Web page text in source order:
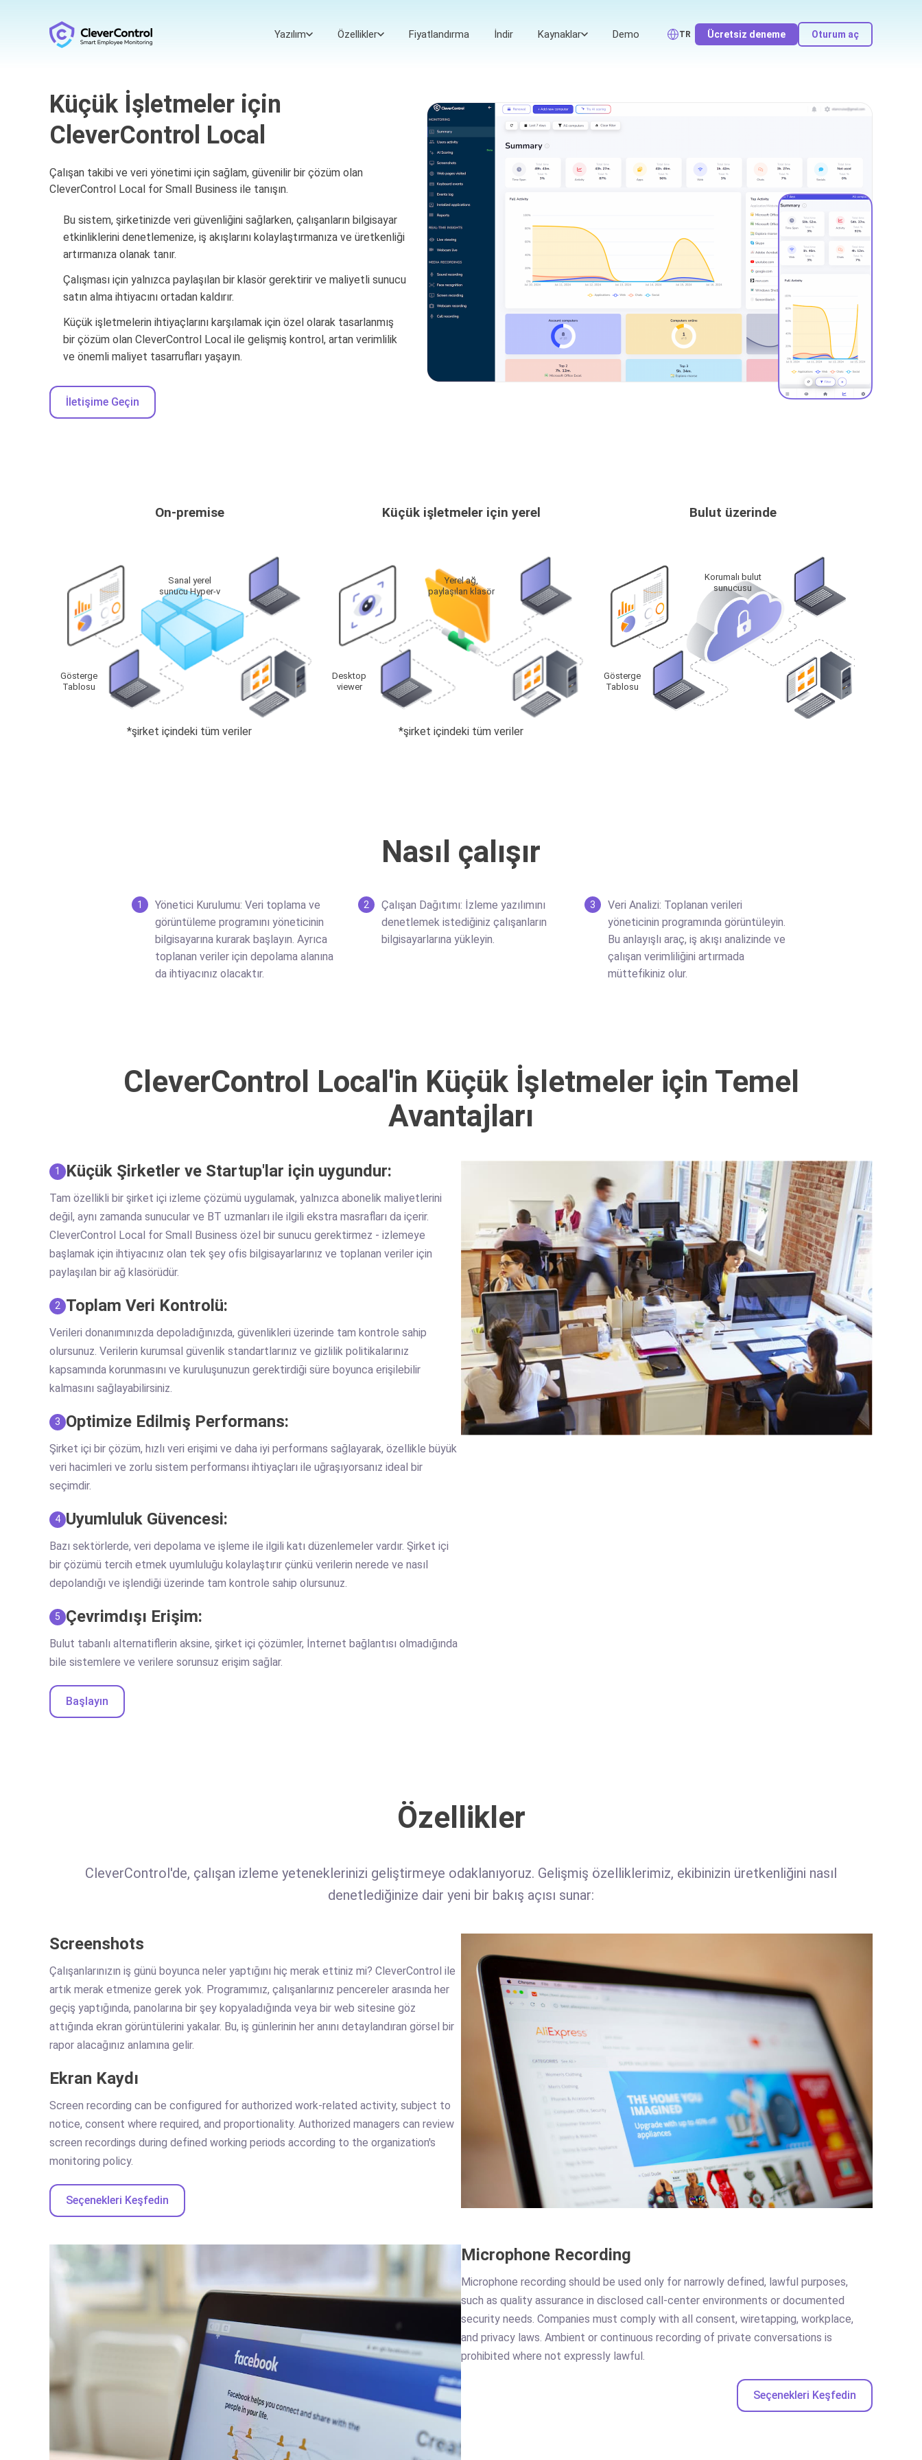
Yazılım Özellikler Fiyatlandırma İndir Kaynaklar Demo TR Ücretsiz deneme Oturum aç
Küçük İşletmeler için
CleverControl Local
Çalışan takibi ve veri yönetimi için sağlam, güvenilir bir çözüm olan
CleverControl Local for Small Business ile tanışın.
Bu sistem, şirketinizde veri güvenliğini sağlarken, çalışanların bilgisayar
etkinliklerini denetlemenize, iş akışlarını kolaylaştırmanıza ve üretkenliği
artırmanıza olanak tanır.
Çalışması için yalnızca paylaşılan bir klasör gerektirir ve maliyetli sunucu
satın alma ihtiyacını ortadan kaldırır.
Küçük işletmelerin ihtiyaçlarını karşılamak için özel olarak tasarlanmış
bir çözüm olan CleverControl Local ile gelişmiş kontrol, artan verimlilik
ve önemli maliyet tasarrufları yaşayın.
İletişime Geçin
On-premise
*şirket içindeki tüm veriler
Gösterge
Tablosu
Sanal yerel
sunucu Hyper-v
Küçük işletmeler için yerel
*şirket içindeki tüm veriler
Desktop
viewer
Yerel ağ,
paylaşılan klasör
Bulut üzerinde
Gösterge
Tablosu
Korumalı bulut
sunucusu
Nasıl çalışır
1
Yönetici Kurulumu: Veri toplama ve
görüntüleme programını yöneticinin
bilgisayarına kurarak başlayın. Ayrıca
toplanan veriler için depolama alanına
da ihtiyacınız olacaktır.
2
Çalışan Dağıtımı: İzleme yazılımını
denetlemek istediğiniz çalışanların
bilgisayarlarına yükleyin.
3
Veri Analizi: Toplanan verileri
yöneticinin programında görüntüleyin.
Bu anlayışlı araç, iş akışı analizinde ve
çalışan verimliliğini artırmada
müttefikiniz olur.
CleverControl Local'in Küçük İşletmeler için Temel
Avantajları
1 Küçük Şirketler ve Startup'lar için uygundur:
Tam özellikli bir şirket içi izleme çözümü uygulamak, yalnızca abonelik maliyetlerini
değil, aynı zamanda sunucular ve BT uzmanları ile ilgili ekstra masrafları da içerir.
CleverControl Local for Small Business özel bir sunucu gerektirmez - izlemeye
başlamak için ihtiyacınız olan tek şey ofis bilgisayarlarınız ve toplanan veriler için
paylaşılan bir ağ klasörüdür.
2 Toplam Veri Kontrolü:
Verileri donanımınızda depoladığınızda, güvenlikleri üzerinde tam kontrole sahip
olursunuz. Verilerin kurumsal güvenlik standartlarınız ve gizlilik politikalarınız
kapsamında korunmasını ve kuruluşunuzun gerektirdiği süre boyunca erişilebilir
kalmasını sağlayabilirsiniz.
3 Optimize Edilmiş Performans:
Şirket içi bir çözüm, hızlı veri erişimi ve daha iyi performans sağlayarak, özellikle büyük
veri hacimleri ve zorlu sistem performansı ihtiyaçları ile uğraşıyorsanız ideal bir
seçimdir.
4 Uyumluluk Güvencesi:
Bazı sektörlerde, veri depolama ve işleme ile ilgili katı düzenlemeler vardır. Şirket içi
bir çözümü tercih etmek uyumluluğu kolaylaştırır çünkü verilerin nerede ve nasıl
depolandığı ve işlendiği üzerinde tam kontrole sahip olursunuz.
5 Çevrimdışı Erişim:
Bulut tabanlı alternatiflerin aksine, şirket içi çözümler, İnternet bağlantısı olmadığında
bile sistemlere ve verilere sorunsuz erişim sağlar.
Başlayın
Özellikler
CleverControl'de, çalışan izleme yeteneklerinizi geliştirmeye odaklanıyoruz. Gelişmiş özelliklerimiz, ekibinizin üretkenliğini nasıl
denetlediğinize dair yeni bir bakış açısı sunar:
Screenshots
Çalışanlarınızın iş günü boyunca neler yaptığını hiç merak ettiniz mi? CleverControl ile
artık merak etmenize gerek yok. Programımız, çalışanlarınız pencereler arasında her
geçiş yaptığında, panolarına bir şey kopyaladığında veya bir web sitesine göz
attığında ekran görüntülerini yakalar. Bu, iş günlerinin her anını detaylandıran görsel bir
rapor alacağınız anlamına gelir.
Ekran Kaydı
Screen recording can be configured for authorized work-related activity, subject to
notice, consent where required, and proportionality. Authorized managers can review
screen recordings during defined working periods according to the organization's
monitoring policy.
Seçenekleri Keşfedin
Microphone Recording
Microphone recording should be used only for narrowly defined, lawful purposes,
such as quality assurance in disclosed call-center environments or documented
security needs. Companies must comply with all consent, wiretapping, workplace,
and privacy laws. Ambient or continuous recording of private conversations is
prohibited where not expressly lawful.
Seçenekleri Keşfedin